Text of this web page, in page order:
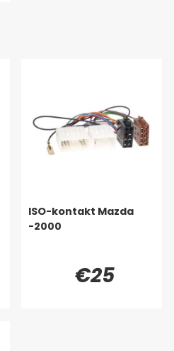
ISO-kontakt Mazda
-2000
€25